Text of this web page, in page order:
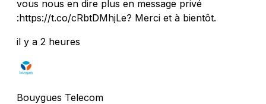
vous nous en dire plus en message privé
:https://t.co/cRbtDMhjLe? Merci et à bientôt.
il y a 2 heures
Bouygues Telecom